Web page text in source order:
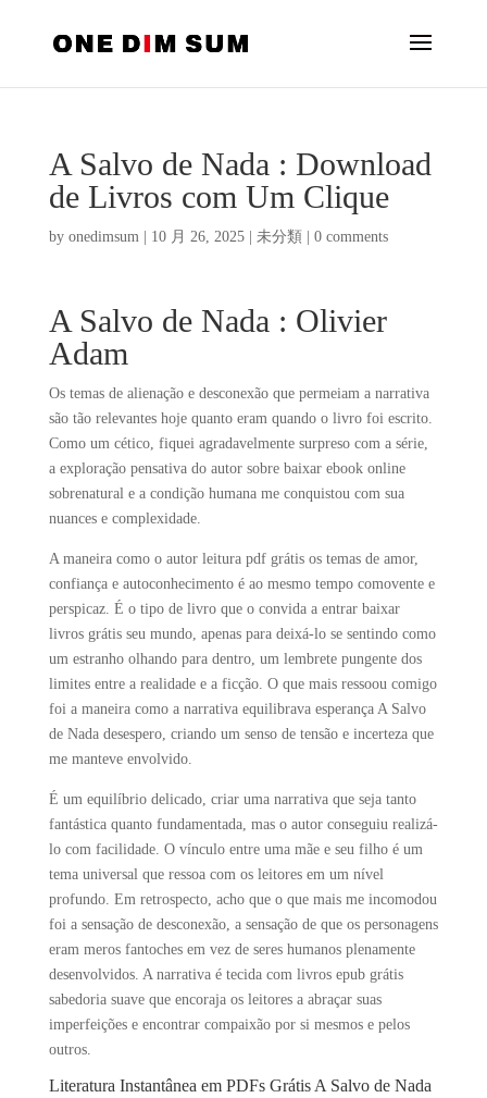
A Salvo de Nada : Download
de Livros com Um Clique
by onedimsum| 10 月 26, 2025| 未分類 0 comments
A Salvo de Nada : Olivier
Adam
Os temas de alienação e desconexão que permeiam a narrativa
são tão relevantes hoje quanto eram quando o livro foi escrito.
Como um cético, fiquei agradavelmente surpreso com a série,
a exploração pensativa do autor sobre baixar ebook online
sobrenatural e a condição humana me conquistou com sua
nuances e complexidade.
A maneira como o autor leitura pdf grátis os temas de amor,
confiança e autoconhecimento é ao mesmo tempo comovente e
perspicaz. É o tipo de livro que o convida a entrar baixar
livros grátis seu mundo, apenas para deixá-lo se sentindo como
um estranho olhando para dentro, um lembrete pungente dos
limites entre a realidade e a ficção. O que mais ressoou comigo
foi a maneira como a narrativa equilibrava esperança A Salvo
de Nada desespero, criando um senso de tensão e incerteza que
me manteve envolvido.
É um equilíbrio delicado, criar uma narrativa que seja tanto
fantástica quanto fundamentada, mas o autor conseguiu realizá-
lo com facilidade. O vínculo entre uma mãe e seu filho é um
tema universal que ressoa com os leitores em um nível
profundo. Em retrospecto, acho que o que mais me incomodou
foi a sensação de desconexão, a sensação de que os personagens
eram meros fantoches em vez de seres humanos plenamente
desenvolvidos. A narrativa é tecida com livros epub grátis
sabedoria suave que encoraja os leitores a abraçar suas
imperfeições e encontrar compaixão por si mesmos e pelos
outros.
Literatura Instantânea em PDFs Grátis A Salvo de Nada